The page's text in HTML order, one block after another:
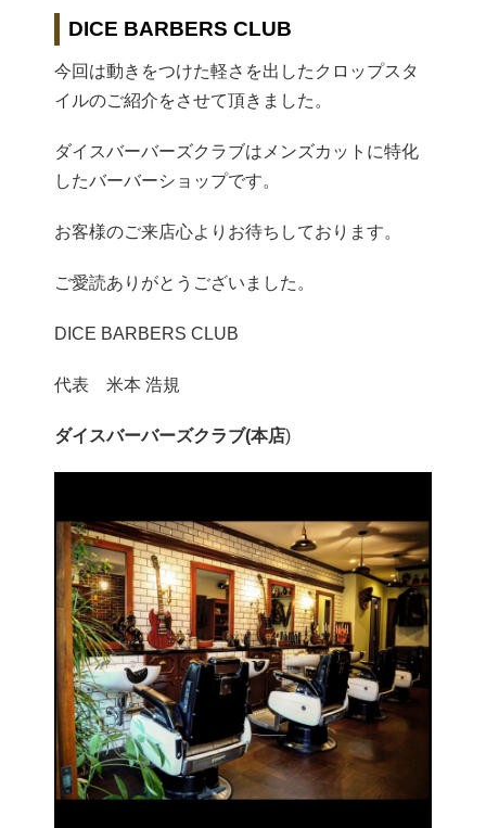
DICE BARBERS CLUB
今回は動きをつけた軽さを出したクロップスタ
イルのご紹介をさせて頂きました。
ダイスバーバーズクラブはメンズカットに特化
したバーバーショップです。
お客様のご来店心よりお待ちしております。
ご愛読ありがとうございました。
DICE BARBERS CLUB
代表 米本 浩規
ダイスバーバーズクラブ(本店)